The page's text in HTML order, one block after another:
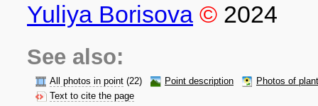
Yuliya Borisova © 2024
See also:
All photos in point (22) Point description
Photos of
Text to cite the page